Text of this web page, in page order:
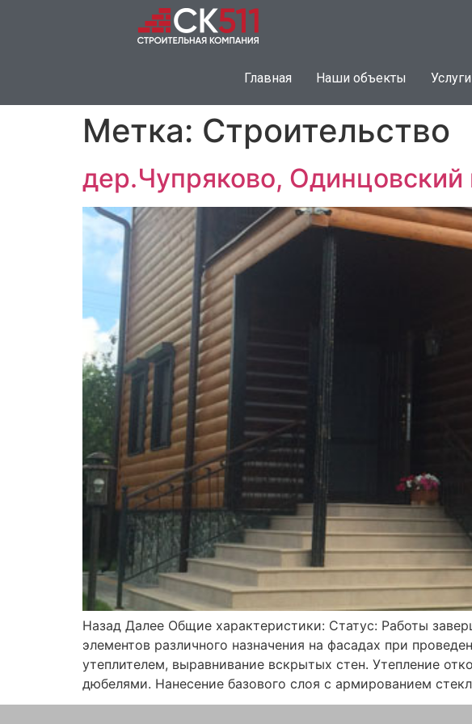
Главная Наши объекты Услуги
Метка: Строительство
дер.Чупряково, Одинцовский
Назад Далее Общие характеристики: Статус: Работы
элементов различного назначения на фасадах при
утеплителем, выравнивание вскрытых стен. Утепление
дюбелями. Нанесение базового слоя с армированием